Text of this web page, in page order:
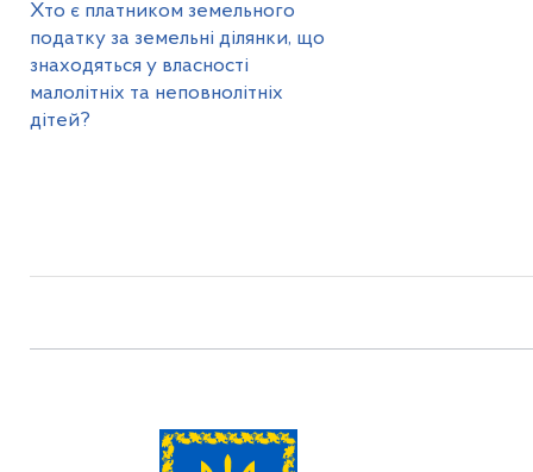
Хто є платником земельного
податку за земельні ділянки, що
знаходяться у власності
малолітніх та неповнолітніх
дітей?